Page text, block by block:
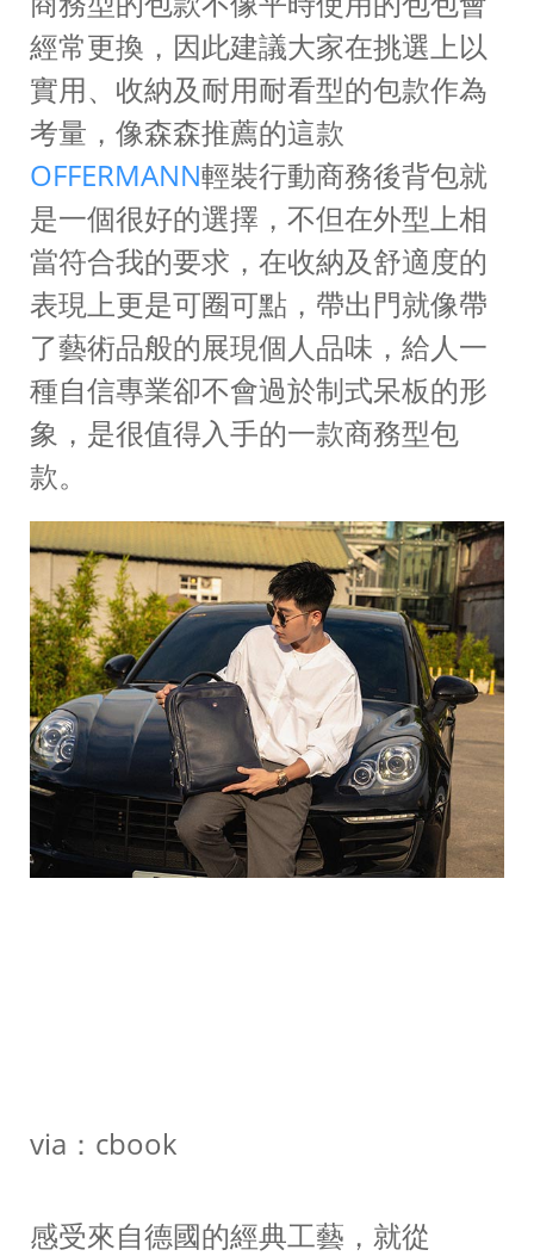
經常更換，因此建議大家在挑選上以
實用、收納及耐用耐看型的包款作為
考量，像森森推薦的這款
OFFERMANN輕裝行動商務後背包就
是一個很好的選擇，不但在外型上相
當符合我的要求，在收納及舒適度的
表現上更是可圈可點，帶出門就像帶
了藝術品般的展現個人品味，給人一
種自信專業卻不會過於制式呆板的形
象，是很值得入手的一款商務型包
款。
via：cbook
感受來自德國的經典工藝，就從